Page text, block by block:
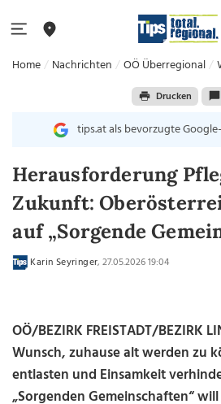
Home Nachrichten OÖ Überregional
Drucken
tips.at als bevorzugte
Herausforderung
Zukunft:
auf „Sorgende
Karin Seyringer, 27.05.2026 19:04
OÖ/BEZIRK FREISTADT/BEZIRK
Wunsch, zuhause alt werden zu
entlasten und Einsamkeit
„Sorgenden Gemeinschaften“